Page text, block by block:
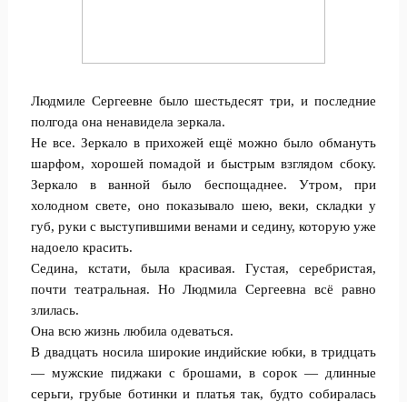
Людмиле Сергеевне было шестьдесят три, и последние
полгода она ненавидела зеркала.
Не все. Зеркало в прихожей ещё можно было обмануть
шарфом, хорошей помадой и быстрым взглядом сбоку.
Зеркало в ванной было беспощаднее. Утром, при
холодном свете, оно показывало шею, веки, складки у
губ, руки с выступившими венами и седину, которую уже
надоело красить.
Седина, кстати, была красивая. Густая, серебристая,
почти театральная. Но Людмила Сергеевна всё равно
злилась.
Она всю жизнь любила одеваться.
В двадцать носила широкие индийские юбки, в тридцать
— мужские пиджаки с брошами, в сорок — длинные
серьги, грубые ботинки и платья так, будто собиралась